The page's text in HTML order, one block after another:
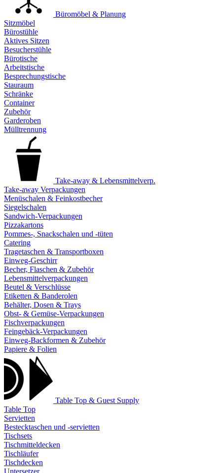
Büromöbel & Planung
Sitzmöbel
Bürostühle
Aktives Sitzen
Besucherstühle
Bürotische
Arbeitstische
Besprechungstische
Stauraum
Schränke
Container
Zubehör
Garderoben
Mülltrennung
Take-away & Lebensmittelverp.
Take-away Verpackungen
Menüschalen & Feinkostbecher
Siegelschalen
Sandwich-Verpackungen
Pizzakartons
Pommes-, Snackschalen und -tüten
Catering
Tragetaschen & Transportboxen
Einweg-Geschirr
Becher, Flaschen & Zubehör
Lebensmittelverpackungen
Beutel & Verschlüsse
Etiketten & Banderolen
Behälter, Dosen & Trays
Obst- & Gemüse-Verpackungen
Fischverpackungen
Feingebäck-Verpackungen
Einweg-Backformen & Zubehör
Papiere & Folien
Table Top & Guest Supply
Table Top
Servietten
Bestecktaschen und -servietten
Tischsets
Tischmitteldecken
Tischläufer
Tischdecken